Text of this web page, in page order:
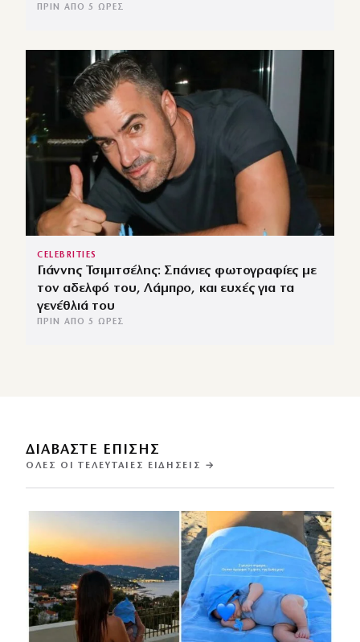
ΠΡΙΝ ΑΠΌ 5 ΏΡΕΣ
CELEBRITIES
Γιάννης Τσιμιτσέλης: Σπάνιες φωτογραφίες με
τον αδελφό του, Λάμπρο, και ευχές για τα
γενέθλιά του
ΠΡΙΝ ΑΠΌ 5 ΏΡΕΣ
ΔΙΑΒΑΣΤΕ ΕΠΙΣΗΣ
ΌΛΕΣ ΟΙ ΤΕΛΕΥΤΑΊΕΣ ΕΙΔΉΣΕΙΣ →